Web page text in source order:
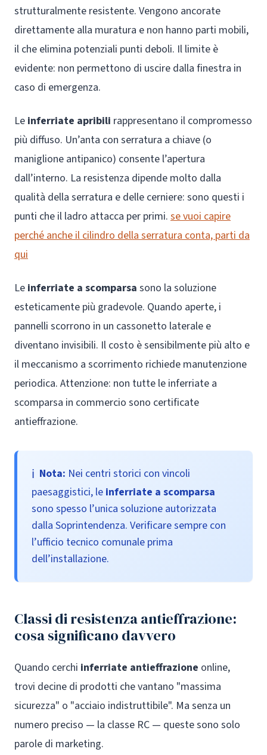
strutturalmente resistente. Vengono ancorate
direttamente alla muratura e non hanno parti mobili,
il che elimina potenziali punti deboli. Il limite è
evidente: non permettono di uscire dalla finestra in
caso di emergenza.
Le inferriate apribili rappresentano il compromesso
più diffuso. Un’anta con serratura a chiave (o
maniglione antipanico) consente l’apertura
dall’interno. La resistenza dipende molto dalla
qualità della serratura e delle cerniere: sono questi i
punti che il ladro attacca per primi. se vuoi capire
perché anche il cilindro della serratura conta, parti da
qui
Le inferriate a scomparsa sono la soluzione
esteticamente più gradevole. Quando aperte, i
pannelli scorrono in un cassonetto laterale e
diventano invisibili. Il costo è sensibilmente più alto e
il meccanismo a scorrimento richiede manutenzione
periodica. Attenzione: non tutte le inferriate a
scomparsa in commercio sono certificate
antieffrazione.
Nota: Nei centri storici con vincoli
paesaggistici, le inferriate a scomparsa
sono spesso l’unica soluzione autorizzata
dalla Soprintendenza. Verificare sempre con
l’ufficio tecnico comunale prima
dell’installazione.
Classi di resistenza antieffrazione:
cosa significano davvero
Quando cerchi inferriate antieffrazione online,
trovi decine di prodotti che vantano "massima
sicurezza" o "acciaio indistruttibile". Ma senza un
numero preciso — la classe RC — queste sono solo
parole di marketing.